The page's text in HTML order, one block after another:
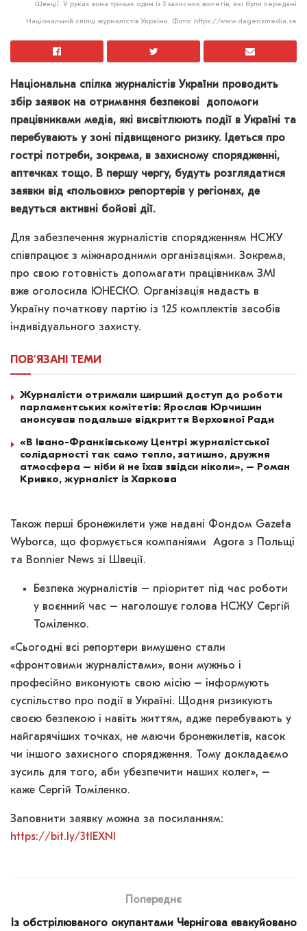
Швеції. У руках вона тримає один із 5 захисних жилетів, які були передані
Національній спілці журналістів України. Фото: https://www.dagensmedia.se
Національна спілка журналістів України проводить
збір заявок на отримання безпекові допомоги
працівниками медіа, які висвітлюють події в Україні та
перебувають у зоні підвищеного ризику. Ідеться про
гострі потреби, зокрема, в захисному спорядженні,
аптечках тощо. В першу чергу, будуть розглядатися
заявки від «польових» репортерів у регіонах, де
ведуться активні бойові дії.
Для забезпечення журналістів спорядженням НСЖУ
співпрацює з міжнародними організаціями. Зокрема,
про свою готовність допомагати працівникам ЗМІ
вже оголосила ЮНЕСКО. Організація надасть в
Україну початкову партію із 125 комплектів засобів
індивідуального захисту.
ПОВ'ЯЗАНІ ТЕМИ
Журналісти отримали ширший доступ до роботи
парламентських комітетів: Ярослав Юрчишин
анонсував подальше відкриття Верховної Ради
«В Івано-Франківському Центрі журналістської
солідарності так само тепло, затишно, дружня
атмосфера – ніби й не їхав звідси ніколи», – Роман
Кривко, журналіст із Харкова
Також перші бронежилети уже надані Фондом Gazeta
Wyborca, що формується компаніями Agora з Польщі
та Bonnier News зі Швеції.
Безпека журналістів – пріоритет під час роботи
у воєнний час – наголошує голова НСЖУ Сергій
Томіленко.
«Сьогодні всі репортери вимушено стали
«фронтовими журналістами», вони мужньо і
професійно виконують свою місію – інформують
суспільство про події в Україні. Щодня ризикують
своєю безпекою і навіть життям, адже перебувають у
найгарячіших точках, не маючи бронежилетів, касок
чи іншого захисного спорядження. Тому докладаємо
зусиль для того, аби убезпечити наших колег», –
каже Сергій Томіленко.
Заповнити заявку можна за посиланням:
https://bit.ly/3tlEXNl
Попереднє
Із обстрілюваного окупантами Чернігова евакуйовано